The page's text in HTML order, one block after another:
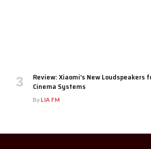
Review: Xiaomi’s New Loudspeakers
Cinema Systems
ByLIA FM